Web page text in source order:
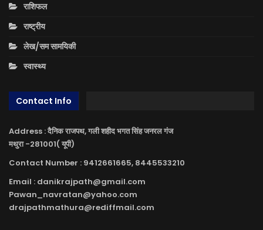
राशिफल
राष्ट्रीय
लेख/सम सामयिकी
स्वास्थ्य
Contact Info
Address : दैनिक राजपथ, गली शहीद भगत सिंह जनरल गंज
मथुरा -281001( यूपी)
Contact Number : 9412661665, 8445533210
Email : danikrajpath@gmail.com
Pawan_navratan@yahoo.com
drajpathmathura@rediffmail.com